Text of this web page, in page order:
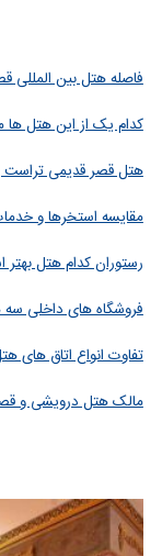
فاصله هتل بین المللی
کدام یک از این هتل ها
هتل قصر قدیمی تراست
مقایسه استخرها و
رستوران کدام هتل
فروشگاه های داخلی
تفاوت انواع اتاق های
مالک هتل درویشی و